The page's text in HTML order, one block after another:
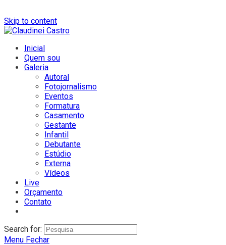
Skip to content
Inicial
Quem sou
Galeria
Autoral
Fotojornalismo
Eventos
Formatura
Casamento
Gestante
Infantil
Debutante
Estúdio
Externa
Vídeos
Live
Orçamento
Contato
Search for:
Menu Fechar